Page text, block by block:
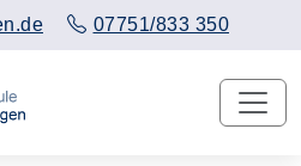
07751/833 350